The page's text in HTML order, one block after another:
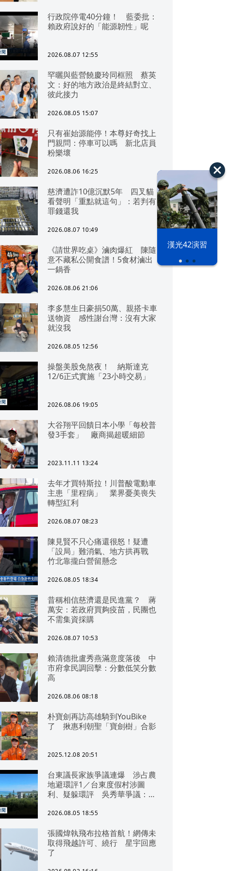
漢光42演習
行政院停電40分鐘！ 藍委批：
賴政府說好的「能源韌性」呢
2026.08.07 12:55
罕曬與藍營饒慶玲同框照 蔡英
文：好的地方政治是終結對立、
彼此接力
2026.08.05 15:07
只有崔始源能停！本尊好奇找上
門親問：停車可以嗎 新北店員
粉樂壞
2026.08.06 16:25
慈濟遭詐10億沉默5年 四叉貓
看聲明「重點就這句」：若判有
罪錢還我
2026.08.07 10:49
《請世界吃桌》滷肉爆紅 陳隨
意不藏私公開食譜！5食材滷出
一鍋香
2026.08.06 21:06
李多慧生日豪捐50萬、親搭卡車
送物資 感性謝台灣：沒有大家
就沒我
2026.08.05 12:56
操盤美股免熬夜！ 納斯達克
12/6正式實施「23小時交易」
2026.08.06 19:05
大谷翔平回饋日本小學「每校普
發3手套」 廠商揭超暖細節
2023.11.11 13:24
去年才買特斯拉！川普酸電動車
主患「里程病」 業界憂美喪失
轉型紅利
2026.08.07 08:23
陳見賢不只心痛還很怒！疑遭
「設局」難消氣、地方拱再戰
竹北靠攏白營留懸念
2026.08.05 18:34
昔稱相信慈濟還是民進黨？ 蔣
萬安：若政府買夠疫苗，民團也
不需集資採購
2026.08.07 10:53
賴清德批盧秀燕滿意度落後 中
市府拿民調回擊：分數低笑分數
高
2026.08.06 08:18
朴寶劍再訪高雄騎到YouBike
了 揪惠利朝聖「寶劍樹」合影
2025.12.08 20:51
台東議長家族爭議連爆 涉占農
地避環評1／台東度假村涉圖
利、疑躲環評 吳秀華爭議：概
2026.08.05 18:55
張國煒執飛布拉格首航！網傳未
取得飛越許可、繞行 星宇回應
了